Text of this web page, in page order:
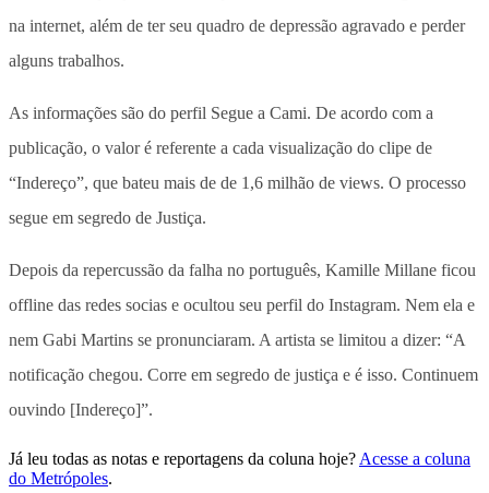
na internet, além de ter seu quadro de depressão agravado e perder
alguns trabalhos.
As informações são do perfil Segue a Cami. De acordo com a
publicação, o valor é referente a cada visualização do clipe de
“Indereço”, que bateu mais de de 1,6 milhão de views. O processo
segue em segredo de Justiça.
Depois da repercussão da falha no português, Kamille Millane ficou
offline das redes socias e ocultou seu perfil do Instagram. Nem ela e
nem Gabi Martins se pronunciaram. A artista se limitou a dizer: “A
notificação chegou. Corre em segredo de justiça e é isso. Continuem
ouvindo [Indereço]”.
Já leu todas as notas e reportagens da coluna hoje? Acesse a coluna
do Metrópoles.